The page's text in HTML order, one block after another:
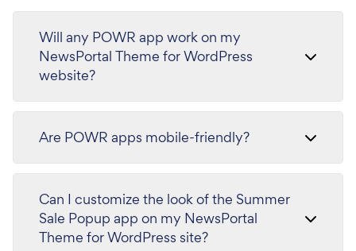
Will any POWR app work on my
NewsPortal Theme for WordPress
website?
Are POWR apps mobile-friendly?
Can I customize the look of the Summer
Sale Popup app on my NewsPortal
Theme for WordPress site?